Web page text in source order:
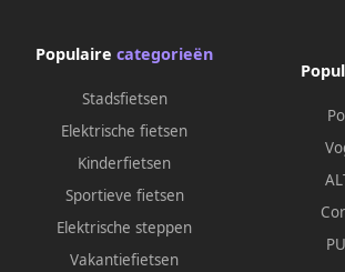
Populaire categorieën
Stadsfietsen
Elektrische fietsen
Kinderfietsen
Sportieve fietsen
Elektrische steppen
Vakantiefietsen